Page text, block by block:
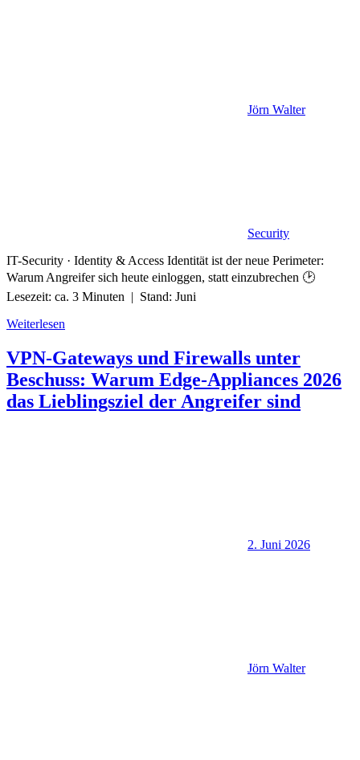
Jörn Walter
Security
IT-Security · Identity & Access Identität ist der neue Perimeter:
Warum Angreifer sich heute einloggen, statt einzubrechen 🕑
Lesezeit: ca. 3 Minuten | Stand: Juni
Weiterlesen
VPN-Gateways und Firewalls unter
Beschuss: Warum Edge-Appliances 2026
das Lieblingsziel der Angreifer sind
2. Juni 2026
Jörn Walter